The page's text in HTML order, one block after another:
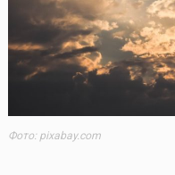
Фото: pixabay.com